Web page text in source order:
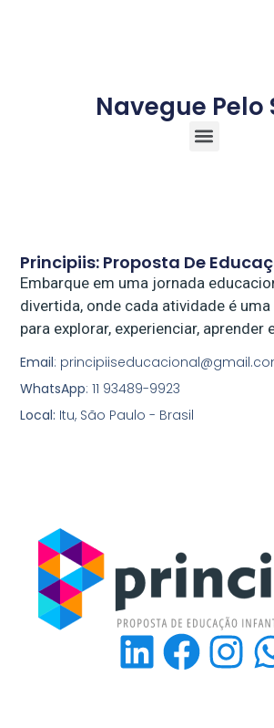
Navegue Pelo
Principiis: Proposta De
Embarque em uma jornada
divertida, onde cada atividade é
para explorar, experienciar, aprender
Email:
WhatsApp: 11 93489-9923
Local: Itu, São Paulo - Brasil